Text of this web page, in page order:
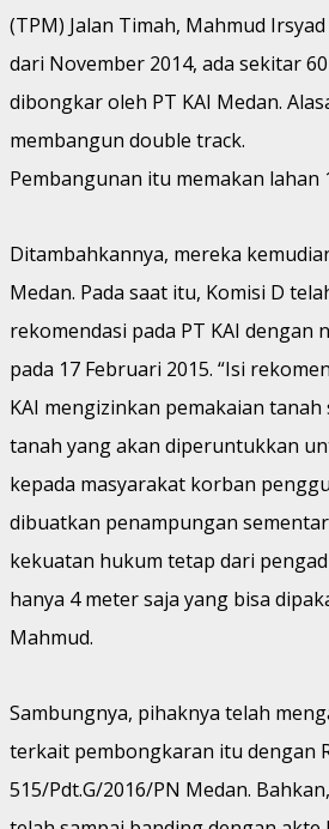
(TPM) Jalan Timah, Mahmud
dari November 2014, ada sekitar
dibongkar oleh PT KAI Medan.
membangun double track.
Pembangunan itu memakan lahan
Ditambahkannya, mereka
Medan. Pada saat itu, Komisi D
rekomendasi pada PT KAI dengan
pada 17 Februari 2015. “Isi
KAI mengizinkan pemakaian tanah
tanah yang akan diperuntukkan
kepada masyarakat korban
dibuatkan penampungan
kekuatan hukum tetap dari
hanya 4 meter saja yang bisa
Mahmud.
Sambungnya, pihaknya telah
terkait pembongkaran itu dengan
515/Pdt.G/2016/PN Medan.